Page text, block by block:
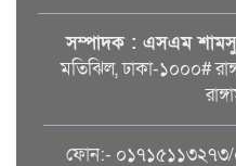
সম্পাদক : এসএম
মতিঝিল, ঢাকা-১০০০#
ফোন:-